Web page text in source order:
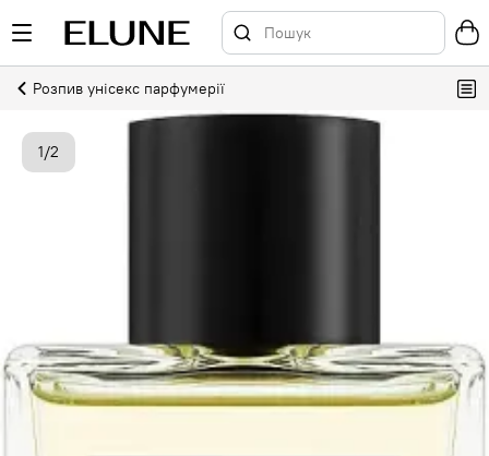
Розпив унісекс парфумерії
1/2